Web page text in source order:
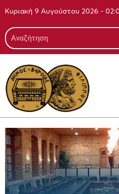
περιεχόμενο
Κυριακή 9 Αυγούστου 2026 -
Search